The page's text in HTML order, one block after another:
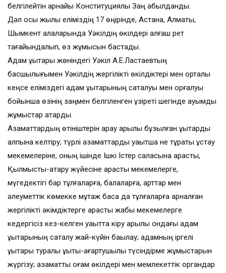
белгілейтін арнайы Конституциялық Заң қабылданды.
Дәл осы жылы еліміздің 17 өңірінде, Астана, Алматы,
Шымкент қалаларында Уәкілдің өкілдері алғаш рет
тағайындалып, өз жұмысын бастады.
Адам құқықтары жөніндегі Уәкіл А.Е.Ластаевтың
басшылығымен Уәкілдің жергілікті өкілдіктері мен орталық
кеңсе еліміздегі адам құқықтарының сақталуы мен қорғалуы
бойынша өзінің заңмен белгіленген құзіреті шегінде ауқымды
жұмыстар атқарды.
Азаматтардың өтініштерін қарау арқылы бұзылған құқықтарды
қалпына келтіру; түрлі азаматтарды уақытша не тұрақты ұстау
мекемелеріне, оның ішінде Ішкі Істер саласына қарасты,
Қылмыстық-атқару жүйесіне қарасты мекемелерге,
мүгедектігі бар тұлғаларға, балаларға, қарттар мен
әлеуметтік көмекке мұқтаж басқа да тұлғаларға арналған
жергілікті әкімдіктерге қарасты жабық мекемелерге
кедергісіз кез-келген уақытта кіру арқылы ондағы адам
құқықтарының сақталу жай-күйін бақылау; адамның іргелі
құқықтары туралы құқықтық-ағартушылық түсіндірме жұмыстарын
жүргізу; азаматтық қоғам өкілдері мен мемлекеттік органдар